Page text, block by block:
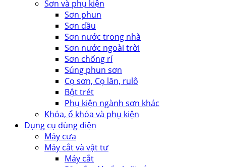
Sơn và phụ kiện
Sơn phun
Sơn dầu
Sơn nước trong nhà
Sơn nước ngoài trời
Sơn chống rỉ
Súng phun sơn
Cọ sơn, Cọ lăn, rulô
Bột trét
Phụ kiện ngành sơn khác
Khóa, ổ khóa và phụ kiện
Dụng cụ dùng điện
Máy cưa
Máy cắt và vật tư
Máy cắt